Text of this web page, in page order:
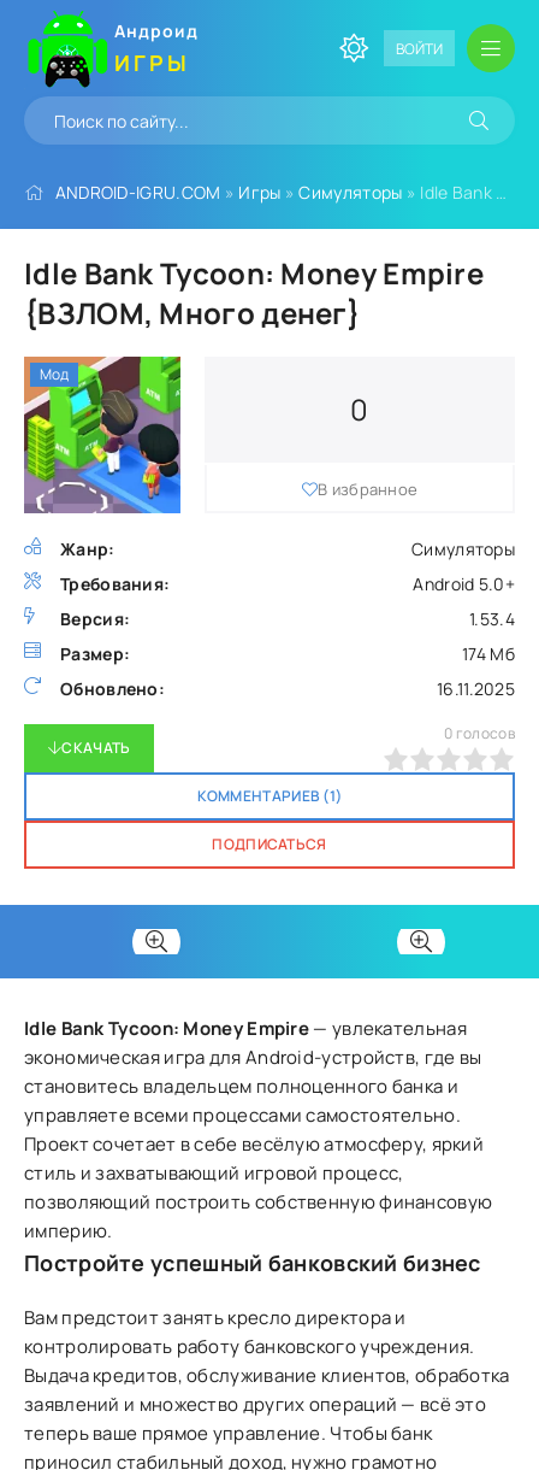
Андроид
ИГРЫ ВОЙТИ
ANDROID-IGRU.COM » Игры »Симуляторы » Idle Bank Tycoon: Money Empire {ВЗЛОМ, Много денег}
Idle Bank Tycoon: Money Empire
{ВЗЛОМ, Много денег}
Жанр:
Симуляторы
Требования:
Android 5.0+
Версия:
1.53.4
Размер:
174 Мб
Обновлено:
16.11.2025
0
В избранное
СКАЧАТЬ
КОММЕНТАРИЕВ (1)
ПОДПИСАТЬСЯ
0 голосов
Мод
Idle Bank Tycoon: Money Empire— увлекательная
экономическая игра для Android-устройств, где вы
становитесь владельцем полноценного банка и
управляете всеми процессами самостоятельно.
Проект сочетает в себе весёлую атмосферу, яркий
стиль и захватывающий игровой процесс,
позволяющий построить собственную финансовую
империю.
Постройте успешный банковский бизнес
Вам предстоит занять кресло директора и
контролировать работу банковского учреждения.
Выдача кредитов, обслуживание клиентов, обработка
заявлений и множество других операций — всё это
теперь ваше прямое управление. Чтобы банк
приносил стабильный доход, нужно грамотно